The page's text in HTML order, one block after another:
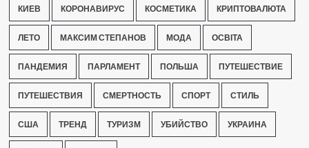
КИЕВ КОРОНАВИРУС КОСМЕТИКА КРИПТОВАЛЮТА
ЛЕТО МАКСИМ СТЕПАНОВ МОДА ОСВІТА
ПАНДЕМИЯ ПАРЛАМЕНТ ПОЛЬША ПУТЕШЕСТВИЕ
ПУТЕШЕСТВИЯ СМЕРТНОСТЬ СПОРТ СТИЛЬ
США ТРЕНД ТУРИЗМ УБИЙСТВО УКРАИНА